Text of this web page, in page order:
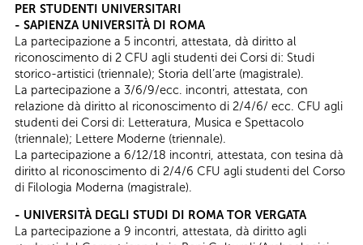
PER STUDENTI UNIVERSITARI
- SAPIENZA UNIVERSITÀ DI ROMA
La partecipazione a 5 incontri, attestata, dà diritto al
riconoscimento di 2 CFU agli studenti dei Corsi di: Studi
storico-artistici (triennale); Storia dell’arte (magistrale).
La partecipazione a 3/6/9/ecc. incontri, attestata, con
relazione dà diritto al riconoscimento di 2/4/6/ ecc. CFU agli
studenti dei Corsi di: Letteratura, Musica e Spettacolo
(triennale); Lettere Moderne (triennale).
La partecipazione a 6/12/18 incontri, attestata, con tesina dà
diritto al riconoscimento di 2/4/6 CFU agli studenti del Corso
di Filologia Moderna (magistrale).
- UNIVERSITÀ DEGLI STUDI DI ROMA TOR VERGATA
La partecipazione a 9 incontri, attestata, dà diritto agli